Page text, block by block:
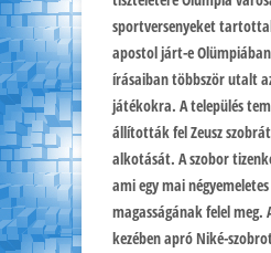
sportversenyeket
apostol járt-e
írásaiban többször utalt
játékokra. A település
állították fel Zeusz
alkotását. A szobor
ami egy mai
magasságának felel meg.
kezében apró Niké-